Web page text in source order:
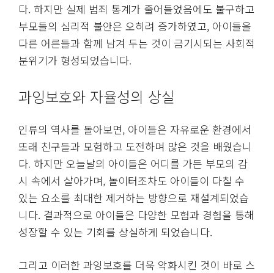
다. 하지만 실제 범죄 통계가 줄어들었음에도 불구하고
부모들의 심리적 불안은 오히려 증가하였고, 아이들을
다른 어른들과 함께 남겨 두는 것이 금기시되는 사회적
분위기가 형성되었습니다.
과잉보호와 자율성의 상실
인류의 역사를 돌아보면, 아이들은 자유로운 환경에서
또래 친구들과 모험하고 도전하며 많은 것을 배웠습니
다. 하지만 오늘날의 아이들은 어디를 가든 부모의 감
시 속에서 살아가며, 놀이터조차도 아이들이 다칠 수
있는 요소를 최대한 제거하는 방향으로 재설계되었습
니다. 결과적으로 아이들은 다양한 모험과 경험을 통해
성장할 수 있는 기회를 상실하게 되었습니다.
그리고 이러한 과잉보호를 더욱 악화시킨 것이 바로 스